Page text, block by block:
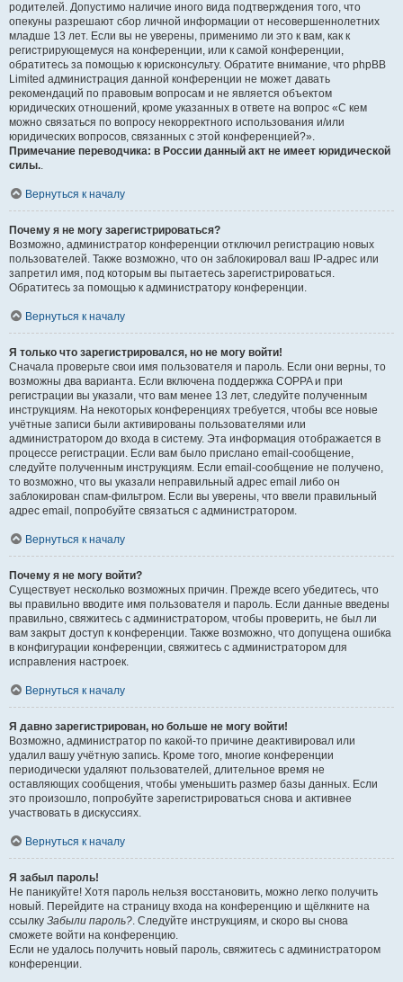
родителей. Допустимо наличие иного вида подтверждения того, что
опекуны разрешают сбор личной информации от несовершеннолетних
младше 13 лет. Если вы не уверены, применимо ли это к вам, как к
регистрирующемуся на конференции, или к самой конференции,
обратитесь за помощью к юрисконсульту. Обратите внимание, что phpBB
Limited администрация данной конференции не может давать
рекомендаций по правовым вопросам и не является объектом
юридических отношений, кроме указанных в ответе на вопрос «С кем
можно связаться по вопросу некорректного использования и/или
юридических вопросов, связанных с этой конференцией?».
Примечание переводчика: в России данный акт не имеет юридической
силы..
Вернуться к началу
Почему я не могу зарегистрироваться?
Возможно, администратор конференции отключил регистрацию новых
пользователей. Также возможно, что он заблокировал ваш IP-адрес или
запретил имя, под которым вы пытаетесь зарегистрироваться.
Обратитесь за помощью к администратору конференции.
Вернуться к началу
Я только что зарегистрировался, но не могу войти!
Сначала проверьте свои имя пользователя и пароль. Если они верны, то
возможны два варианта. Если включена поддержка COPPA и при
регистрации вы указали, что вам менее 13 лет, следуйте полученным
инструкциям. На некоторых конференциях требуется, чтобы все новые
учётные записи были активированы пользователями или
администратором до входа в систему. Эта информация отображается в
процессе регистрации. Если вам было прислано email-сообщение,
следуйте полученным инструкциям. Если email-сообщение не получено,
то возможно, что вы указали неправильный адрес email либо он
заблокирован спам-фильтром. Если вы уверены, что ввели правильный
адрес email, попробуйте связаться с администратором.
Вернуться к началу
Почему я не могу войти?
Существует несколько возможных причин. Прежде всего убедитесь, что
вы правильно вводите имя пользователя и пароль. Если данные введены
правильно, свяжитесь с администратором, чтобы проверить, не был ли
вам закрыт доступ к конференции. Также возможно, что допущена ошибка
в конфигурации конференции, свяжитесь с администратором для
исправления настроек.
Вернуться к началу
Я давно зарегистрирован, но больше не могу войти!
Возможно, администратор по какой-то причине деактивировал или
удалил вашу учётную запись. Кроме того, многие конференции
периодически удаляют пользователей, длительное время не
оставляющих сообщения, чтобы уменьшить размер базы данных. Если
это произошло, попробуйте зарегистрироваться снова и активнее
участвовать в дискуссиях.
Вернуться к началу
Я забыл пароль!
Не паникуйте! Хотя пароль нельзя восстановить, можно легко получить
новый. Перейдите на страницу входа на конференцию и щёлкните на
ссылку Забыли пароль?. Следуйте инструкциям, и скоро вы снова
сможете войти на конференцию.
Если не удалось получить новый пароль, свяжитесь с администратором
конференции.